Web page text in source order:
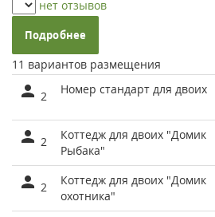
нет отзывов
Подробнее
11 вариантов размещения
2 Номер стандарт для двоих
2
Коттедж для двоих "Домик
Рыбака"
2
Коттедж для двоих "Домик
охотника"